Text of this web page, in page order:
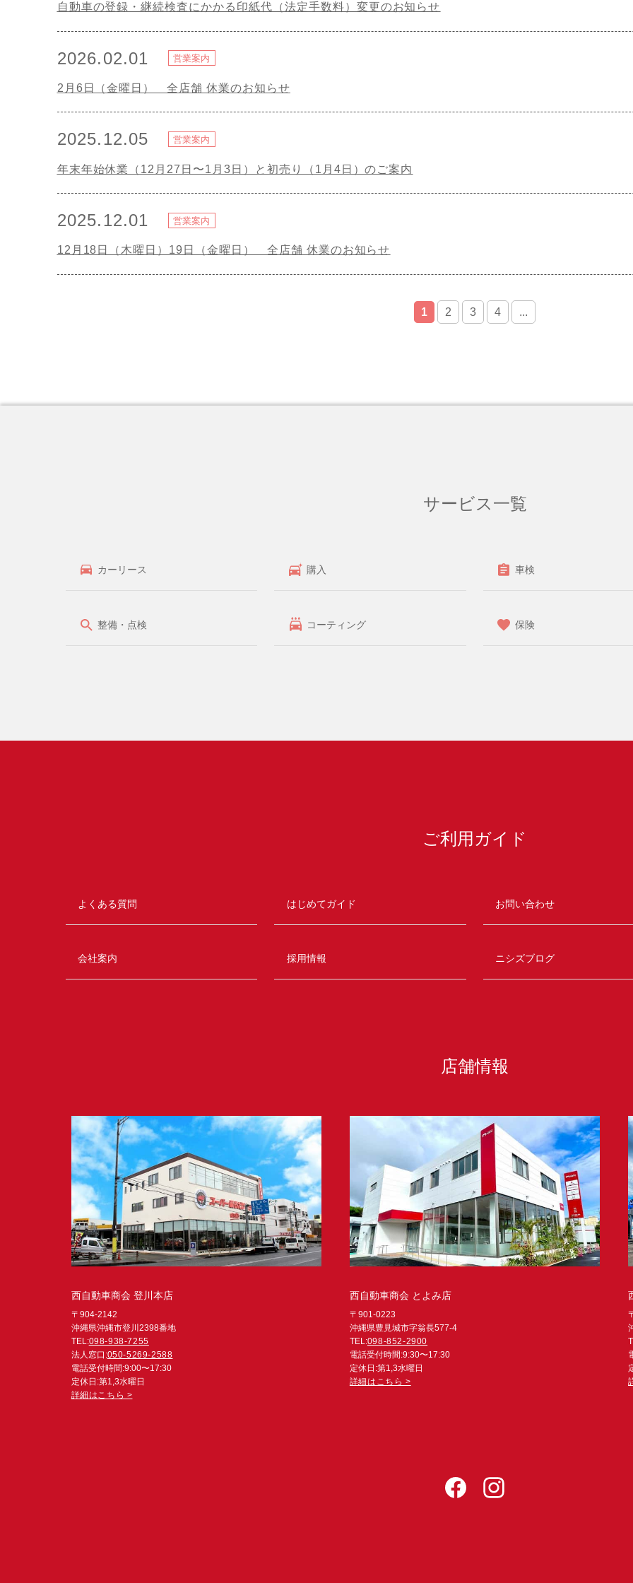
自動車の登録・継続検査にかかる印紙代（法定手数料）変更のお知らせ
2026.02.01 営業案内
2月6日（金曜日） 全店舗 休業のお知らせ
2025.12.05 営業案内
年末年始休業（12月27日〜1月3日）と初売り（1月4日）のご案内
2025.12.01 営業案内
12月18日（木曜日）19日（金曜日） 全店舗 休業のお知らせ
1 2 3 4 ...
サービス一覧
カーリース 購入 車検
整備・点検 コーティング 保険
ご利用ガイド
よくある質問 はじめてガイド お問い合わせ
会社案内 採用情報 ニシズブログ
店舗情報
西自動車商会 登川本店
〒904-2142
沖縄県沖縄市登川2398番地
TEL:098-938-7255
法人窓口:050-5269-2588
電話受付時間:9:00〜17:30
定休日:第1,3水曜日
詳細はこちら >
西自動車商会 とよみ店
〒901-0223
沖縄県豊見城市字翁長577-4
TEL:098-852-2900
電話受付時間:9:30〜17:30
定休日:第1,3水曜日
詳細はこちら >